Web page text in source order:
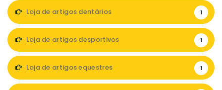
Loja de artigos dentários 1
Loja de artigos desportivos 1
Loja de artigos equestres 1